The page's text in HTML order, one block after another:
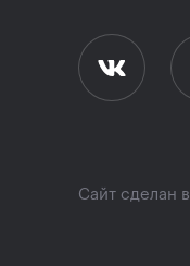
Сайт сделан в